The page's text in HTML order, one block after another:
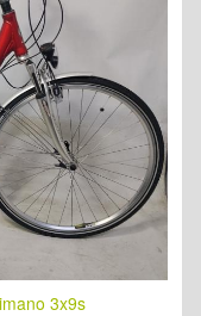
3x9s